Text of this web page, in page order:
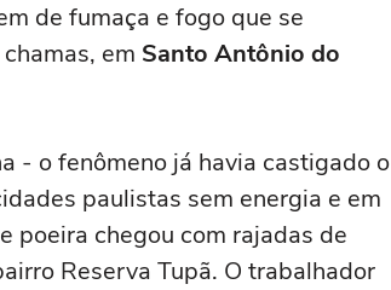
de fumaça e fogo que se
em Santo Antônio do
- o fenômeno já havia castigado o
paulistas sem energia e em
poeira chegou com rajadas de
Reserva Tupã. O trabalhador